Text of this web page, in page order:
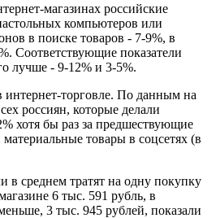
магазинах российские
компьютеров или
в поиске товаров - 7-9%, в
Соответствующие показатели
лучше - 9-12% и 3-5%.
интернет-торговле. По данным на
россиян, которые делали
хотя бы раз за предшествующие
товары в соцсетях (в
в среднем тратят на одну покупку
6 тыс. 591 рубль, в
3 тыс. 945 рублей, показали